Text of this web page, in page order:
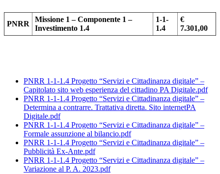
PNRR
Missione 1 – Componente 1 –
Investimento 1.4
1-1-
1.4
€
7.301,00
PNRR 1-1-1.4 Progetto “Servizi e Cittadinanza digitale” –
Capitolato sito web esperienza del cittadino PA Digitale.pdf
PNRR 1-1-1.4 Progetto “Servizi e Cittadinanza digitale” –
Determina a contrarre. Trattativa diretta. Sito internetPA
Digitale.pdf
PNRR 1-1-1.4 Progetto “Servizi e Cittadinanza digitale” –
Formale assunzione al bilancio.pdf
PNRR 1-1-1.4 Progetto “Servizi e Cittadinanza digitale” –
Pubblicità Ex-Ante.pdf
PNRR 1-1-1.4 Progetto “Servizi e Cittadinanza digitale” –
Variazione al P. A. 2023.pdf